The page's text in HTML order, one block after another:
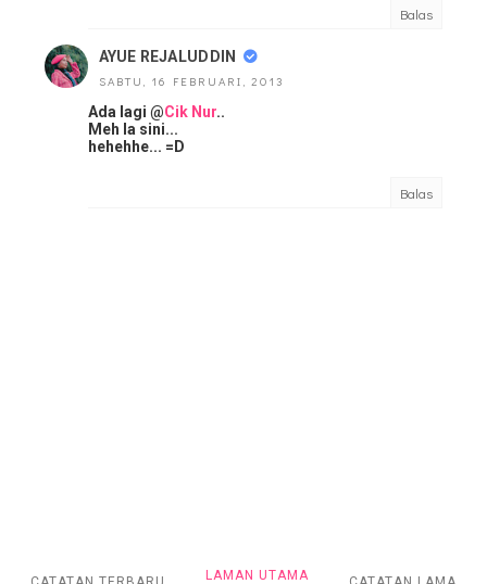
Balas
AYUE REJALUDDIN
SABTU, 16 FEBRUARI, 2013
Ada lagi @Cik Nur..
Meh la sini...
hehehhe... =D
Balas
LAMAN UTAMA